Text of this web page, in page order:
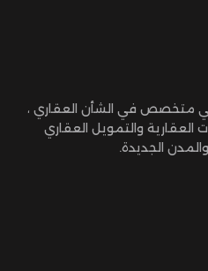
متخصص في الشأن العقاري ،
والتمويل العقاري
الجديدة.